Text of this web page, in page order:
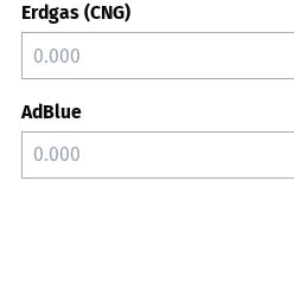
Erdgas (CNG)
AdBlue